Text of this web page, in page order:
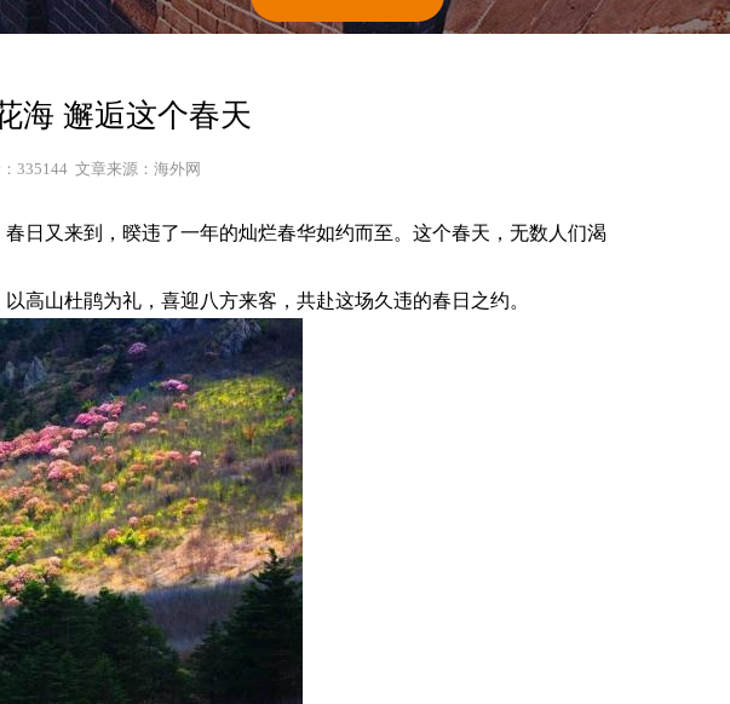
海 邂逅这个春天
335144  文章来源：海外网
日又来到，暌违了一年的灿烂春华如约而至。这个春天，无数人们渴
高山杜鹃为礼，喜迎八方来客，共赴这场久违的春日之约。